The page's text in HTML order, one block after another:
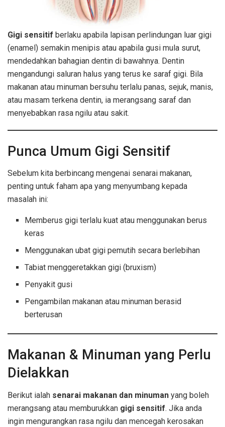
Gigi sensitif berlaku apabila lapisan perlindungan luar gigi
(enamel) semakin menipis atau apabila gusi mula surut,
mendedahkan bahagian dentin di bawahnya. Dentin
mengandungi saluran halus yang terus ke saraf gigi. Bila
makanan atau minuman bersuhu terlalu panas, sejuk, manis,
atau masam terkena dentin, ia merangsang saraf dan
menyebabkan rasa ngilu atau sakit.
Punca Umum Gigi Sensitif
Sebelum kita berbincang mengenai senarai makanan,
penting untuk faham apa yang menyumbang kepada
masalah ini:
Memberus gigi terlalu kuat atau menggunakan berus
keras
Menggunakan ubat gigi pemutih secara berlebihan
Tabiat menggeretakkan gigi (bruxism)
Penyakit gusi
Pengambilan makanan atau minuman berasid
berterusan
Makanan & Minuman yang Perlu
Dielakkan
Berikut ialah senarai makanan dan minuman yang boleh
merangsang atau memburukkan gigi sensitif. Jika anda
ingin mengurangkan rasa ngilu dan mencegah kerosakan